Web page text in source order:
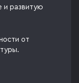
и развитую
от